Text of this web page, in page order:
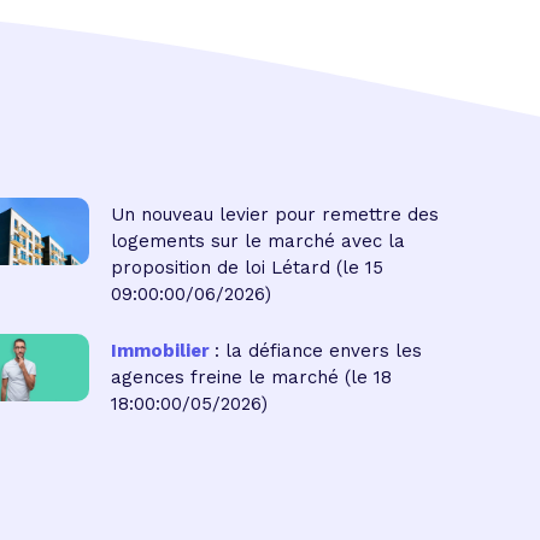
Un nouveau levier pour remettre des
logements sur le marché avec la
proposition de loi Létard (le 15
09:00:00/06/2026)
Immobilier : la défiance envers les
agences freine le marché (le 18
18:00:00/05/2026)